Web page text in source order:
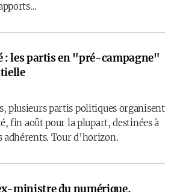
: les partis en "pré-campagne"
plusieurs partis politiques organisent
fin août pour la plupart, destinées à
Tour d’horizon.
ministre du numérique,